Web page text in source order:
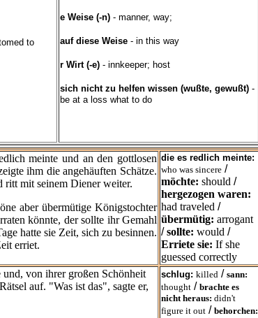
to
e Weise (-n) - manner, way;
auf diese Weise - in this way
r Wirt (-e) - innkeeper; host
sich nicht zu helfen wissen (wußte, gewußt) -
be at a loss what to do
meinte und an den gottlosen
ihm die angehäuften Schätze.
ritt mit seinem Diener weiter.
aber übermütige Königstochter
könnte, der sollte ihr Gemahl
hatte sie Zeit, sich zu besinnen.
erriet.
die es redlich meinte:
who was sincere /
möchte: should /
hergezogen waren:
had traveled /
übermütig: arrogant
/sollte: would /
Erriete sie: If she
guessed correctly
und, von ihrer großen Schönheit
auf. "Was ist das", sagte er,
schlug: killed / sann:
thought / brachte es
nicht heraus: didn't
figure it out / behorchen: